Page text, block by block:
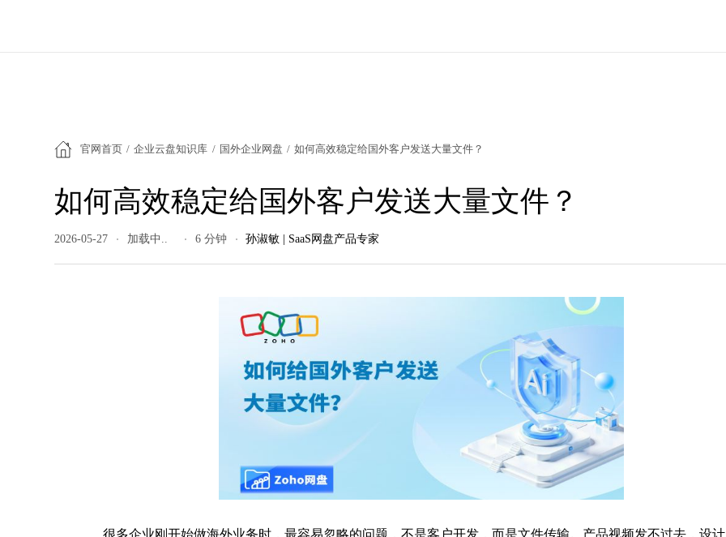
官网首页 / 企业云盘知识库 / 国外企业网盘 / 如何高效稳定给国外客户发送大量文件？
如何高效稳定给国外客户发送大量文件？
2026-05-27 30 阅读量 6 分钟 孙淑敏 | SaaS网盘产品专家
很多企业刚开始做海外业务时，最容易忽略的问题，不是客户开发，而是文件传输。产品视频发不过去，设